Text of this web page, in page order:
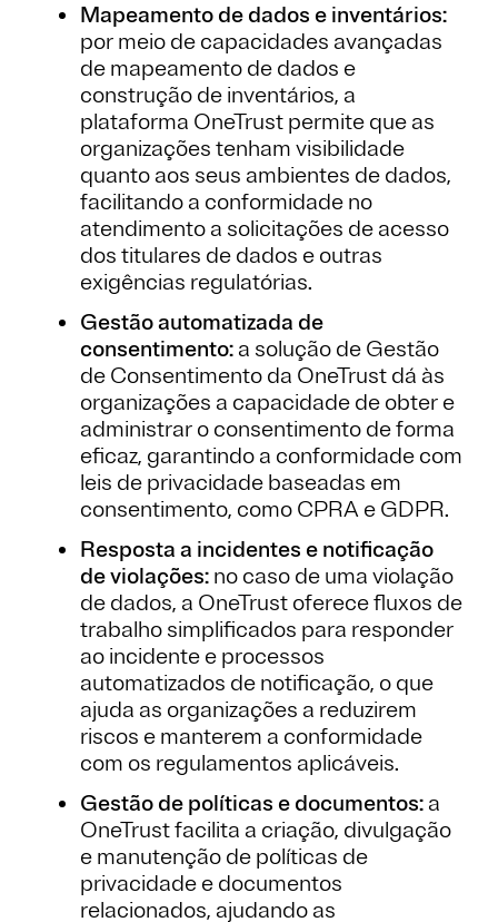
Mapeamento de dados e inventários:
por meio de capacidades avançadas
de mapeamento de dados e
construção de inventários, a
plataforma OneTrust permite que as
organizações tenham visibilidade
quanto aos seus ambientes de dados,
facilitando a conformidade no
atendimento a solicitações de acesso
dos titulares de dados e outras
exigências regulatórias.
Gestão automatizada de
consentimento: a solução de Gestão
de Consentimento da OneTrust dá às
organizações a capacidade de obter e
administrar o consentimento de forma
eficaz, garantindo a conformidade com
leis de privacidade baseadas em
consentimento, como CPRA e GDPR.
Resposta a incidentes e notificação
de violações: no caso de uma violação
de dados, a OneTrust oferece fluxos de
trabalho simplificados para responder
ao incidente e processos
automatizados de notificação, o que
ajuda as organizações a reduzirem
riscos e manterem a conformidade
com os regulamentos aplicáveis.
Gestão de políticas e documentos: a
OneTrust facilita a criação, divulgação
e manutenção de políticas de
privacidade e documentos
relacionados, ajudando as